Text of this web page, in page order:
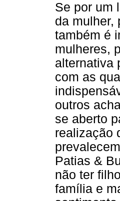
Se por um
da mulher,
também é
mulheres,
alternativa
com as
outros
se aberto
realização
Patias &
não ter
família e